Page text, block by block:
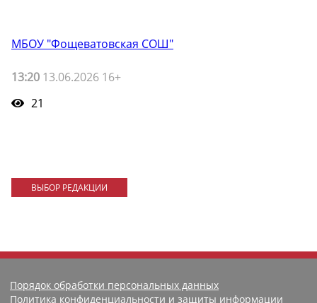
МБОУ "Фощеватовская СОШ"
13:20 13.06.2026 16+
21
ВЫБОР РЕДАКЦИИ
Порядок обработки персональных данных
Политика конфиденциальности и защиты информации